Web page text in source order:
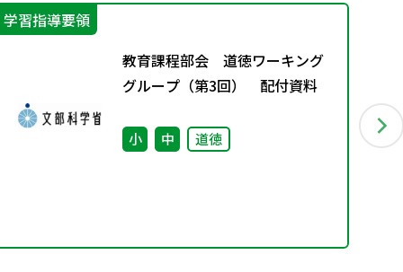
学習指導要領
教育課程部会 道徳ワーキング
グループ（第3回） 配付資料
小 中 道徳